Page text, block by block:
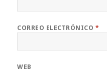
CORREO ELECTRÓNICO *
WEB